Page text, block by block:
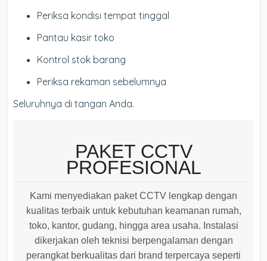
Periksa kondisi tempat tinggal
Pantau kasir toko
Kontrol stok barang
Periksa rekaman sebelumnya
Seluruhnya di tangan Anda.
PAKET CCTV
PROFESIONAL
Kami menyediakan paket CCTV lengkap dengan
kualitas terbaik untuk kebutuhan keamanan rumah,
toko, kantor, gudang, hingga area usaha. Instalasi
dikerjakan oleh teknisi berpengalaman dengan
perangkat berkualitas dari brand terpercaya seperti